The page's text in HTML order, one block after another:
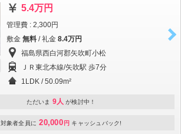
5.4万円
管理費 : 2,300円
敷金 無料 / 礼金 8.4万円
福島県西白河郡矢吹町小松
ＪＲ東北本線/矢吹駅 歩7分
1LDK / 50.09m²
ただいま 9人 が検討中！
対象者全員に 20,000 円 キャッシュバック!